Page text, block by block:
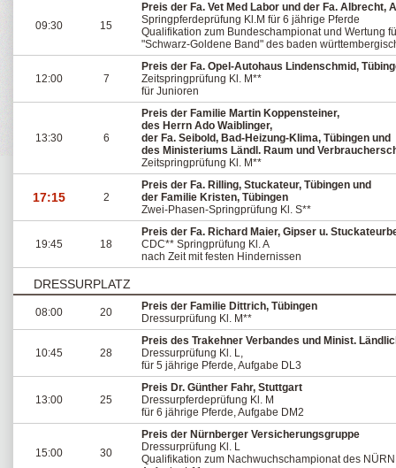
09:30 15
Preis der Fa. Vet Med Labor und der Fa. Albrecht,
Springpferdeprüfung Kl.M für 6 jährige Pferde
Qualifikation zum Bundeschampionat und Wertung
"Schwarz-Goldene Band" des baden
12:00 7
Preis der Fa. Opel-Autohaus Lindenschmid,
Zeitspringprüfung Kl. M**
für Junioren
13:30 6
Preis der Familie Martin Koppensteiner,
des Herrn Ado Waiblinger,
der Fa. Seibold, Bad-Heizung-Klima, Tübingen und
des Ministeriums Ländl. Raum und
Zeitspringprüfung Kl. M**
17:15 2
Preis der Fa. Rilling, Stuckateur, Tübingen und
der Familie Kristen, Tübingen
Zwei-Phasen-Springprüfung Kl. S**
19:45 18
Preis der Fa. Richard Maier, Gipser u.
CDC** Springprüfung Kl. A
nach Zeit mit festen Hindernissen
DRESSURPLATZ
08:00 20
Preis der Familie Dittrich, Tübingen
Dressurprüfung Kl. M**
10:45 28
Preis des Trakehner Verbandes und Minist.
Dressurprüfung Kl. L,
für 5 jährige Pferde, Aufgabe DL3
13:00 25
Preis Dr. Günther Fahr, Stuttgart
Dressurpferdeprüfung Kl. M
für 6 jährige Pferde, Aufgabe DM2
15:00 30
Preis der Nürnberger Versicherungsgruppe
Dressurprüfung Kl. L
Qualifikation zum Nachwuchschampionat des